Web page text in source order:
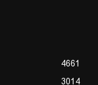
4661
3014